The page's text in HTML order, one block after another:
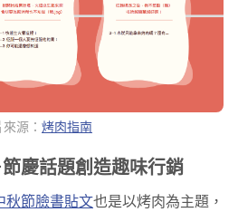
源： 烤肉指南
慶話題創造趣味行銷
秋節臉書貼文也是以烤肉為主題，